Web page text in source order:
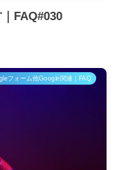
FAQ#030
フォーム他Google関連｜FAQ